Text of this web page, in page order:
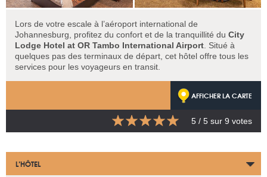
Lors de votre escale à l’aéroport international de
Johannesburg, profitez du confort et de la tranquillité du City
Lodge Hotel at OR Tambo International Airport . Situé à
quelques pas des terminaux de départ, cet hôtel offre tous les
services pour les voyageurs en transit.
AFFICHER LA CARTE
5 / 5 sur 9 votes
L’HÔTEL